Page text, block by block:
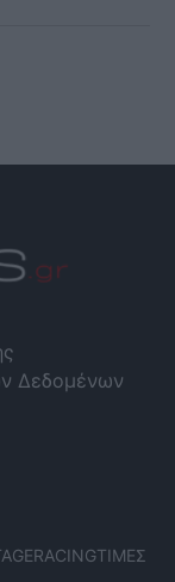
Δεδομένων
RACINGΤΙΜΈΣ